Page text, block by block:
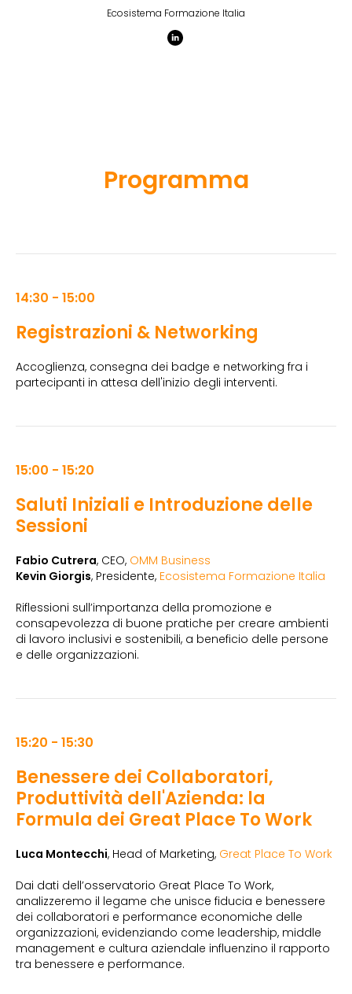
Ecosistema Formazione Italia
Programma
14:30 - 15:00
Registrazioni & Networking
Accoglienza, consegna dei badge e networking fra i
partecipanti in attesa dell'inizio degli interventi.
15:00 - 15:20
Saluti Iniziali e Introduzione delle
Sessioni
Fabio Cutrera, CEO, OMM Business
Kevin Giorgis, Presidente, Ecosistema Formazione Italia
Riflessioni sull’importanza della promozione e
consapevolezza di buone pratiche per creare ambienti
di lavoro inclusivi e sostenibili, a beneficio delle persone
e delle organizzazioni.
15:20 - 15:30
Benessere dei Collaboratori,
Produttività dell'Azienda: la
Formula dei Great Place To Work
Luca Montecchi, Head of Marketing, Great Place To Work
Dai dati dell’osservatorio Great Place To Work,
analizzeremo il legame che unisce fiducia e benessere
dei collaboratori e performance economiche delle
organizzazioni, evidenziando come leadership, middle
management e cultura aziendale influenzino il rapporto
tra benessere e performance.